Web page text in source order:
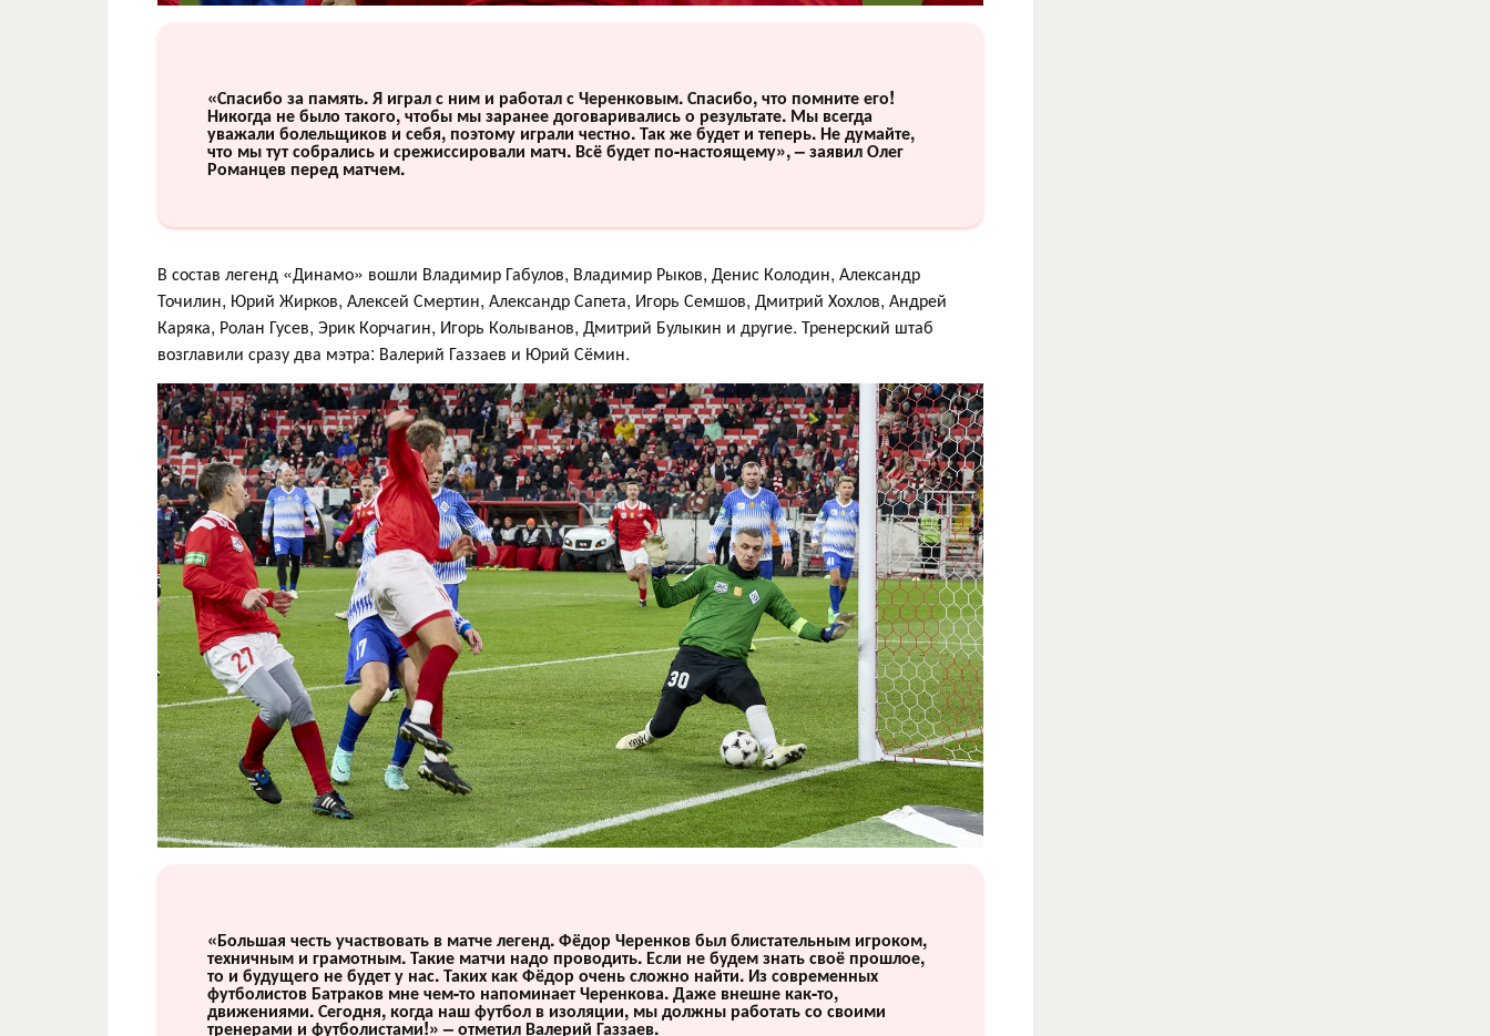
«Спасибо за память. Я играл с ним и работал с Черенковым. Спасибо, что помните его!
Никогда не было такого, чтобы мы заранее договаривались о результате. Мы всегда
уважали болельщиков и себя, поэтому играли честно. Так же будет и теперь. Не думайте,
что мы тут собрались и срежиссировали матч. Всё будет по-настоящему», – заявил Олег
Романцев перед матчем.
В состав легенд «Динамо» вошли Владимир Габулов, Владимир Рыков, Денис Колодин, Александр
Точилин, Юрий Жирков, Алексей Смертин, Александр Сапета, Игорь Семшов, Дмитрий Хохлов, Андрей
Каряка, Ролан Гусев, Эрик Корчагин, Игорь Колыванов, Дмитрий Булыкин и другие. Тренерский штаб
возглавили сразу два мэтра: Валерий Газзаев и Юрий Сёмин.
«Большая честь участвовать в матче легенд. Фёдор Черенков был блистательным игроком,
техничным и грамотным. Такие матчи надо проводить. Если не будем знать своё прошлое,
то и будущего не будет у нас. Таких как Фёдор очень сложно найти. Из современных
футболистов Батраков мне чем-то напоминает Черенкова. Даже внешне как-то,
движениями. Сегодня, когда наш футбол в изоляции, мы должны работать со своими
тренерами и футболистами!» – отметил Валерий Газзаев.